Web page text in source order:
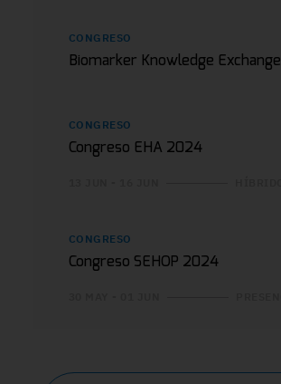
CONGRESO
Biomarker Knowledge Exchange
CONGRESO
Congreso EHA 2024
CONGRESO
Congreso SEHOP 2024